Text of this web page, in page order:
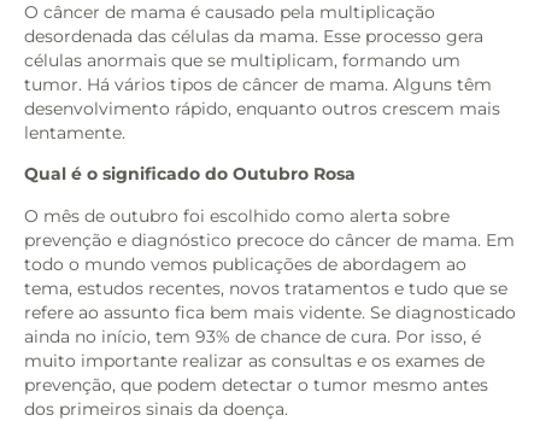
O câncer de mama é causado pela multiplicação
desordenada das células da mama. Esse processo gera
células anormais que se multiplicam, formando um
tumor. Há vários tipos de câncer de mama. Alguns têm
desenvolvimento rápido, enquanto outros crescem mais
lentamente.
Qual é o significado do Outubro Rosa
O mês de outubro foi escolhido como alerta sobre
prevenção e diagnóstico precoce do câncer de mama. Em
todo o mundo vemos publicações de abordagem ao
tema, estudos recentes, novos tratamentos e tudo que se
refere ao assunto fica bem mais vidente. Se diagnosticado
ainda no início, tem 93% de chance de cura. Por isso, é
muito importante realizar as consultas e os exames de
prevenção, que podem detectar o tumor mesmo antes
dos primeiros sinais da doença.